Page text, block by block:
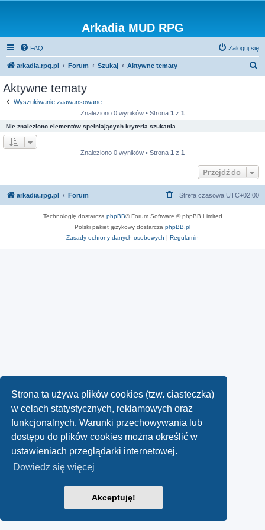
Strona ta używa plików cookies (tzw. ciasteczka)
w celach statystycznych, reklamowych oraz
funkcjonalnych. Warunki przechowywania lub
dostępu do plików cookies można określić w
ustawieniach przeglądarki internetowej.
Dowiedz się więcej
Akceptuję!
Arkadia MUD RPG
FAQ Zaloguj się
arkadia.rpg.pl Forum Szukaj Aktywne tematy
Aktywne tematy
Wyszukiwanie zaawansowane
Znaleziono 0 wyników • Strona 1 z 1
Nie znaleziono elementów spełniających kryteria szukania.
Znaleziono 0 wyników • Strona 1 z 1
Przejdź do
arkadia.rpg.pl Forum Strefa czasowa UTC+02:00
Technologię dostarcza phpBB® Forum Software © phpBB Limited
Polski pakiet językowy dostarcza phpBB.pl
Zasady ochrony danych osobowych | Regulamin